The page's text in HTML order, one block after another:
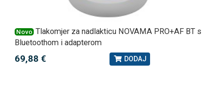
Novo Tlakomjer za nadlakticu NOVAMA PRO+AF BT s
Bluetoothom i adapterom
69,88 € DODAJ